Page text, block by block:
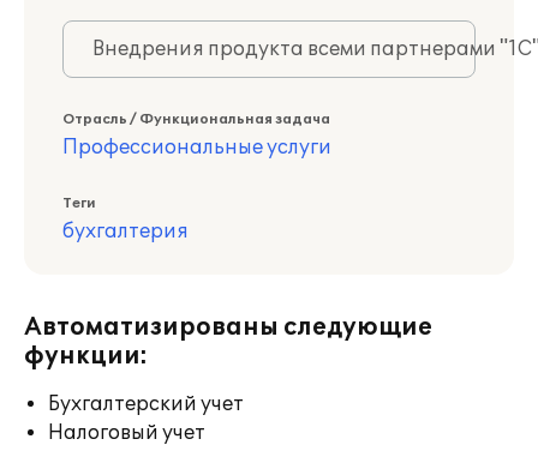
Внедрения продукта всеми партнерами
Отрасль / Функциональная задача
Профессиональные услуги
Теги
бухгалтерия
Автоматизированы следующие
функции:
Бухгалтерский учет
Налоговый учет